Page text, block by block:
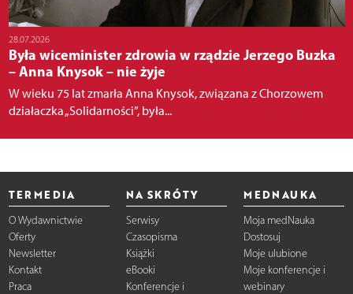
28.07.2026
Była wiceminister zdrowia w rządzie Jerzego Buzka
– Anna Knysok – nie żyje
W wieku 75 lat zmarła Anna Knysok, związana z Chorzowem
działaczka „Solidarności”, była...
TERMEDIA
O Wydawnictwie
Oferty
Newsletter
Kontakt
Praca
NA SKRÓTY
Serwisy
Czasopisma
Książki
eBooki
Konferencje i
MEDNAUKA
Moja medNauka
Dostosuj
Moje ulubione
Moje konferencje i
webinary